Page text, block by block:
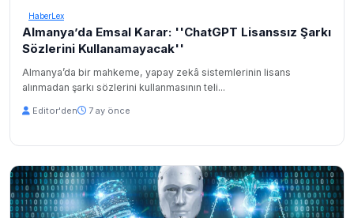
HaberLex
Almanya’da Emsal Karar: ''ChatGPT Lisanssız Şarkı
Sözlerini Kullanamayacak''
Almanya’da bir mahkeme, yapay zekâ sistemlerinin lisans
alınmadan şarkı sözlerini kullanmasının teli...
Editor'den 7 ay önce